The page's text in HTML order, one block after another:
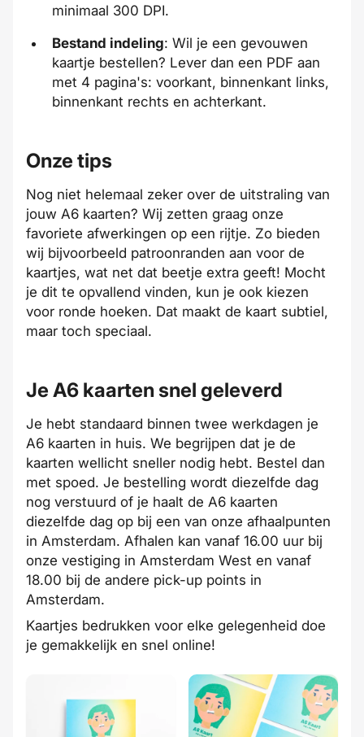
minimaal 300 DPI.
Bestand indeling: Wil je een gevouwen
kaartje bestellen? Lever dan een PDF aan
met 4 pagina's: voorkant, binnenkant links,
binnenkant rechts en achterkant.
Onze tips
Nog niet helemaal zeker over de uitstraling van
jouw A6 kaarten? Wij zetten graag onze
favoriete afwerkingen op een rijtje. Zo bieden
wij bijvoorbeeld patroonranden aan voor de
kaartjes, wat net dat beetje extra geeft! Mocht
je dit te opvallend vinden, kun je ook kiezen
voor ronde hoeken. Dat maakt de kaart subtiel,
maar toch speciaal.
Je A6 kaarten snel geleverd
Je hebt standaard binnen twee werkdagen je
A6 kaarten in huis. We begrijpen dat je de
kaarten wellicht sneller nodig hebt. Bestel dan
met spoed. Je bestelling wordt diezelfde dag
nog verstuurd of je haalt de A6 kaarten
diezelfde dag op bij een van onze afhaalpunten
in Amsterdam. Afhalen kan vanaf 16.00 uur bij
onze vestiging in Amsterdam West en vanaf
18.00 bij de andere pick-up points in
Amsterdam.
Kaartjes bedrukken voor elke gelegenheid doe
je gemakkelijk en snel online!